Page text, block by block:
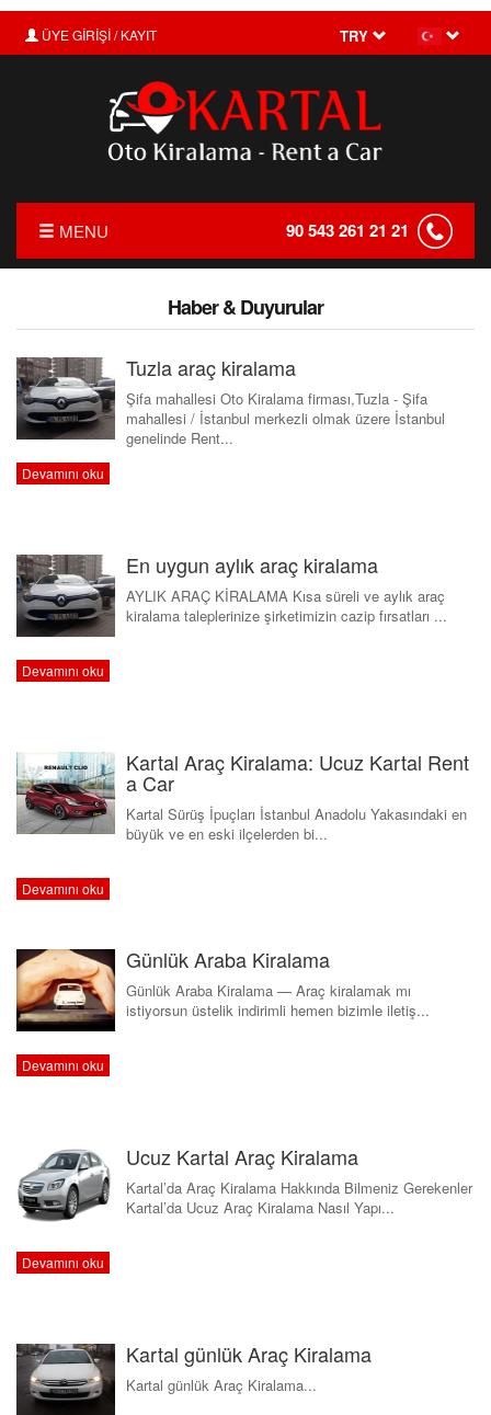
ÜYE GİRİŞİ / KAYIT TRY
MENU 90 543 261 21 21
HAKKIMIZDA
FİYAT LİSTESİ
TRANSFER
KIRALAMA KOŞULLARI
İLETİŞİM
Haber & Duyurular
Tuzla araç kiralama
Şifa mahallesi Oto Kiralama firması,Tuzla - Şifa
mahallesi / İstanbul merkezli olmak üzere İstanbul
genelinde Rent...
Devamını oku
En uygun aylık araç kiralama
AYLIK ARAÇ KİRALAMA Kısa süreli ve aylık araç
kiralama taleplerinize şirketimizin cazip fırsatları ...
Devamını oku
Kartal Araç Kiralama: Ucuz Kartal Rent
a Car
Kartal Sürüş İpuçları İstanbul Anadolu Yakasındaki en
büyük ve en eski ilçelerden bi...
Devamını oku
Günlük Araba Kiralama
Günlük Araba Kiralama — Araç kiralamak mı
istiyorsun üstelik indirimli hemen bizimle iletiş...
Devamını oku
Ucuz Kartal Araç Kiralama
Kartal’da Araç Kiralama Hakkında Bilmeniz Gerekenler
Kartal’da Ucuz Araç Kiralama Nasıl Yapı...
Devamını oku
Kartal günlük Araç Kiralama
Kartal günlük Araç Kiralama...